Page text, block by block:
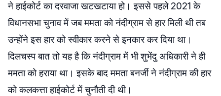
ने हाईकोर्ट का दरवाजा खटखटाया हो। इससे पहले 2021 के
विधानसभा चुनाव में जब ममता को नंदीग्राम से हार मिली थी तब
उन्होंने इस हार को स्वीकार करने से इनकार कर दिया था।
दिलचस्प बात तो यह है कि नंदीग्राम में भी शुभेंदु अधिकारी ने ही
ममता को हराया था। इसके बाद ममता बनर्जी ने नंदीग्राम की हार
को कलकत्ता हाईकोर्ट में चुनौती दी थी।